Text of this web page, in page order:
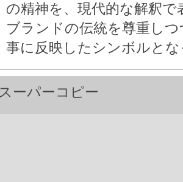
の精神を、現代的な解釈
ブランドの伝統を尊重し
事に反映したシンボルと
スーパーコピー